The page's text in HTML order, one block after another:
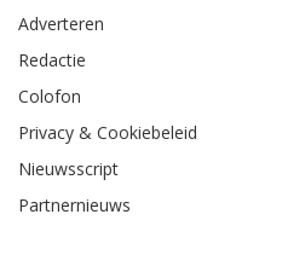
Adverteren
Redactie
Colofon
Privacy & Cookiebeleid
Nieuwsscript
Partnernieuws